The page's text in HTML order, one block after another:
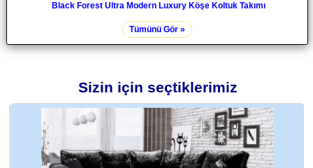
Black Forest Ultra Modern Luxury Köşe Koltuk Takımı
Tümünü Gör »
Sizin için seçtiklerimiz